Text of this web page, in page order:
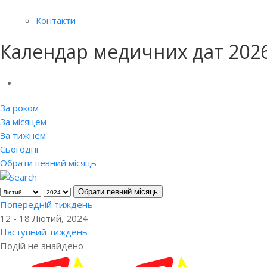
Контакти
Календар медичних дат
За роком
За місяцем
За тижнем
Сьогодні
Обрати певний місяць
Обрати певний місяць
Попередній тиждень
12 - 18 Лютий, 2024
Наступний тиждень
Подій не знайдено